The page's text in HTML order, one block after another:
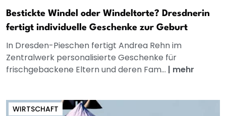
Bestickte Windel oder Windeltorte? Dresdnerin
fertigt individuelle Geschenke zur Geburt
In Dresden-Pieschen fertigt Andrea Rehn im
Zentralwerk personalisierte Geschenke für
frischgebackene Eltern und deren Fam... | mehr
WIRTSCHAFT